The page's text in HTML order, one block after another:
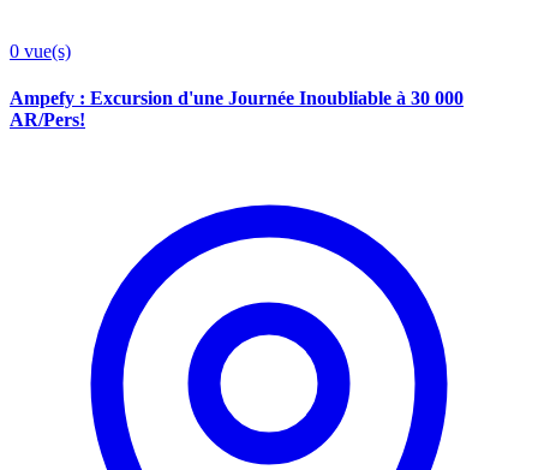
0 vue(s)
Ampefy : Excursion d'une Journée Inoubliable à 30 000
AR/Pers!